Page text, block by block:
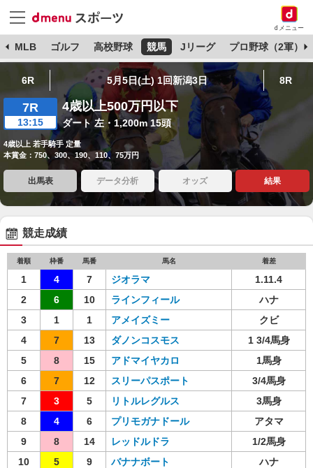
dメニュー
MLB ゴルフ 高校野球 競馬 Jリーグ プロ野球（2軍）
6R 5月5日(土) 1回新潟3日 8R
7R
13:15
4歳以上500万円以下
ダート 左・1,200m 15頭
4歳以上 若手騎手 定量
本賞金：750、300、190、110、75万円
出馬表 データ分析 オッズ 結果
競走成績
着順 枠番 馬番 馬名 着差
1 4 7 ジオラマ
1.11.4
2
6 10 ラインフィール
ハナ
3
1 1 アメイズミー
クビ
4
7 13 ダノンコスモス
1 3/4馬身
5
8 15 アドマイヤカロ
1馬身
6
7 12 スリーパスポート
3/4馬身
7
3 5 リトルレグルス
3馬身
8
4 6 プリモガナドール
アタマ
9
8 14 レッドルドラ
1/2馬身
10
5 9 バナナボート
ハナ